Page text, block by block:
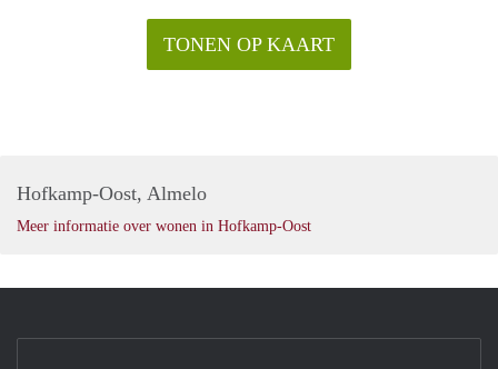
TONEN OP KAART
Hofkamp-Oost, Almelo
Meer informatie over wonen in Hofkamp-Oost